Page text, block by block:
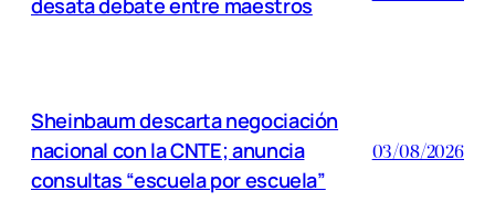
desata debate entre maestros
Sheinbaum descarta negociación
nacional con la CNTE; anuncia
consultas “escuela por escuela”
03/08/2026